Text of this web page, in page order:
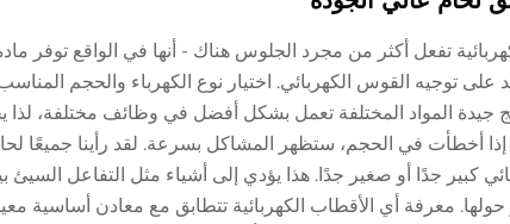
تفعل أكثر من مجرد الجلوس هناك - أنها في الواقع توفر
توجيه القوس الكهربائي. اختيار نوع الكهرباء والحجم
جيدة المواد المختلفة تعمل بشكل أفضل في وظائف مختلفة، لذا
أخطأت في الحجم، ستظهر المشاكل بسرعة. لقد رأينا جميعًا
جدًا أو صغير جدًا. هذا يؤدي إلى أشياء مثل التفاعل السيئ
حولها. معرفة أي الأقطاب الكهربائية تتطابق مع معادن أساسية